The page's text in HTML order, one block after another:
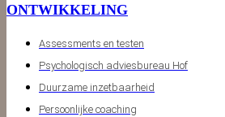
ONTWIKKELING
Assessments en testen
Psychologisch adviesbureau Hof
Duurzame inzetbaarheid
Persoonlijke coaching